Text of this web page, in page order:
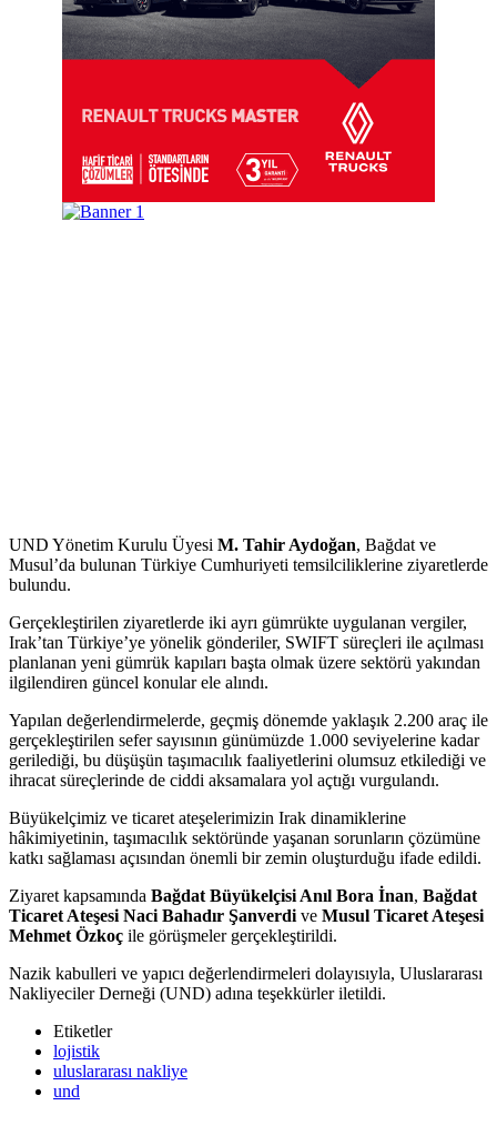
UND Yönetim Kurulu Üyesi M. Tahir Aydoğan, Bağdat ve
Musul’da bulunan Türkiye Cumhuriyeti temsilciliklerine ziyaretlerde
bulundu.
Gerçekleştirilen ziyaretlerde iki ayrı gümrükte uygulanan vergiler,
Irak’tan Türkiye’ye yönelik gönderiler, SWIFT süreçleri ile açılması
planlanan yeni gümrük kapıları başta olmak üzere sektörü yakından
ilgilendiren güncel konular ele alındı.
Yapılan değerlendirmelerde, geçmiş dönemde yaklaşık 2.200 araç ile
gerçekleştirilen sefer sayısının günümüzde 1.000 seviyelerine kadar
gerilediği, bu düşüşün taşımacılık faaliyetlerini olumsuz etkilediği ve
ihracat süreçlerinde de ciddi aksamalara yol açtığı vurgulandı.
Büyükelçimiz ve ticaret ateşelerimizin Irak dinamiklerine
hâkimiyetinin, taşımacılık sektöründe yaşanan sorunların çözümüne
katkı sağlaması açısından önemli bir zemin oluşturduğu ifade edildi.
Ziyaret kapsamında Bağdat Büyükelçisi Anıl Bora İnan, Bağdat
Ticaret Ateşesi Naci Bahadır Şanverdi ve Musul Ticaret Ateşesi
Mehmet Özkoç ile görüşmeler gerçekleştirildi.
Nazik kabulleri ve yapıcı değerlendirmeleri dolayısıyla, Uluslararası
Nakliyeciler Derneği (UND) adına teşekkürler iletildi.
Etiketler
lojistik
uluslararası nakliye
und